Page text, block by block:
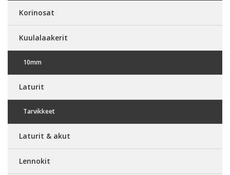
Korinosat
Kuulalaakerit
10mm
Laturit
Tarvikkeet
Laturit & akut
Lennokit